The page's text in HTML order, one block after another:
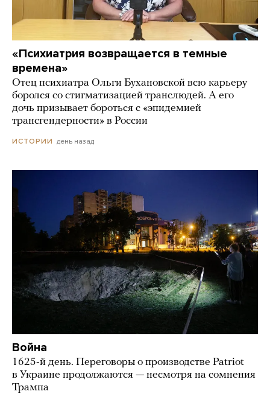
«Психиатрия возвращается в темные
времена»
Отец психиатра Ольги Бухановской всю карьеру
боролся со стигматизацией транслюдей. А его
дочь призывает бороться с «эпидемией
трансгендерности» в России
ИСТОРИИ день назад
Война
1625-й день. Переговоры о производстве Patriot
в Украине продолжаются — несмотря на сомнения
Трампа